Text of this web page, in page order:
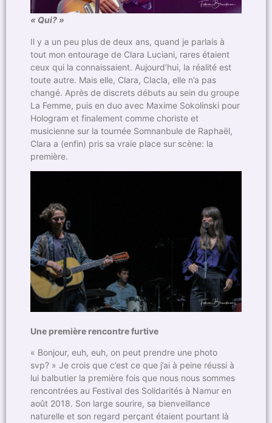
« Qui? »
Il y a un peu plus de deux ans, quand je parlais à
tout mon entourage de Clara Luciani, rares étaient
ceux qui la connaissaient. Aujourd’hui, la réalité est
toute autre. Mais elle, Clara, Clacla, elle n’a pas
changé. Après de discrets débuts au sein du groupe
La Femme, puis en duo avec Maxime Sokolinski pour
Hologram et finalement comme choriste et
musicienne sur la tournée Somnanbule de Raphaël,
Clara a (enfin) pris sa vraie place sur scène: la
première.
Une première rencontre furtive
« Bonjour, euh, euh, on peut prendre une photo
svp? » Je crois que c’est ce que j’ai à peine réussi à
lui balbutier la première fois que nous nous sommes
rencontrées au Festival des Solidarités à Namur en
août 2018. Son large sourire, sa bienveillance
naturelle et son regard perçant étaient pourtant là